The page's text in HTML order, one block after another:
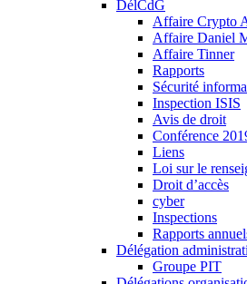
DélCdG
Affaire Crypto
Affaire Daniel
Affaire Tinner
Rapports
Sécurité
Inspection ISIS
Avis de droit
Conférence
Liens
Loi sur le
Droit d’accès
cyber
Inspections
Rapports
Délégation
Groupe PIT